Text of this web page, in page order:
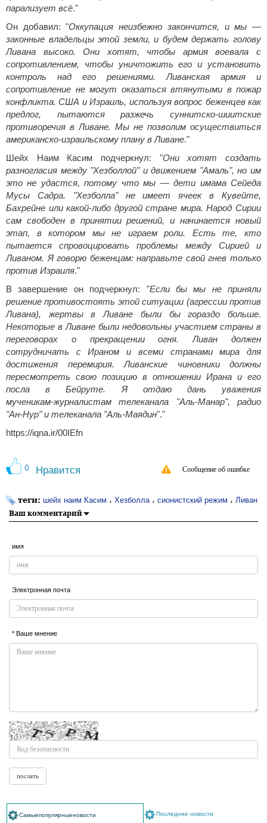
парализует всё."
Он добавил: "Оккупация неизбежно закончится, и мы —
законные владельцы этой земли, и будем держать голову
Ливана высоко. Они хотят, чтобы армия воевала с
сопротивлением, чтобы уничтожить его и установить
контроль над его решениями. Ливанская армия и
сопротивление не могут оказаться втянутыми в пожар
конфликта. США и Израиль, используя вопрос беженцев как
предлог, пытаются разжечь суннитско‑шиитские
противоречия в Ливане. Мы не позволим осуществиться
американско‑израильскому плану в Ливане."
Шейх Наим Касим подчеркнул: "Они хотят создать
разногласия между "Хезболлой" и движением "Амаль", но им
это не удастся, потому что мы — дети имама Сейеда
Мусы Садра. "Хезболла" не имеет ячеек в Кувейте,
Бахрейне или какой-либо другой стране мира. Народ Сирии
сам свободен в принятии решений, и начинается новый
этап, в котором мы не играем роли. Есть те, кто
пытается спровоцировать проблемы между Сирией и
Ливаном. Я говорю беженцам: направьте свой гнев только
против Израиля."
В завершение он подчеркнул: "Если бы мы не приняли
решение противостоять этой ситуации (агрессии против
Ливана), жертвы в Ливане были бы гораздо больше.
Некоторые в Ливане были недовольны участием страны в
переговорах о прекращении огня. Ливан должен
сотрудничать с Ираном и всеми странами мира для
достижения перемирия. Ливанские чиновники должны
пересмотреть свою позицию в отношении Ирана и его
посла в Бейруте. Я отдаю дань уважения
мученикам‑журналистам телеканала "Аль‑Манар", радио
"Ан‑Нур" и телеканала "Аль‑Маядин"."
https://iqna.ir/00IEfn
0 Нравится Сообщение об ошибке
теги: шейх наим Касим ، Хезболла ، сионистский режим ، Ливан
Ваш комментарий
имя
Электронная почта
* Ваше мнение
Самыепопулярныеновости Последние новости